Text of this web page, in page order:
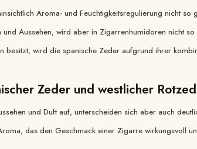
Aroma- und Feuchtigkeitsregulierung nicht so
Aussehen, wird aber in Zigarrenhumidoren nicht
wird die spanische Zeder aufgrund ihrer
Zeder und westlicher
und Duft auf, unterscheiden sich aber auch
das den Geschmack einer Zigarre wirkungsvoll